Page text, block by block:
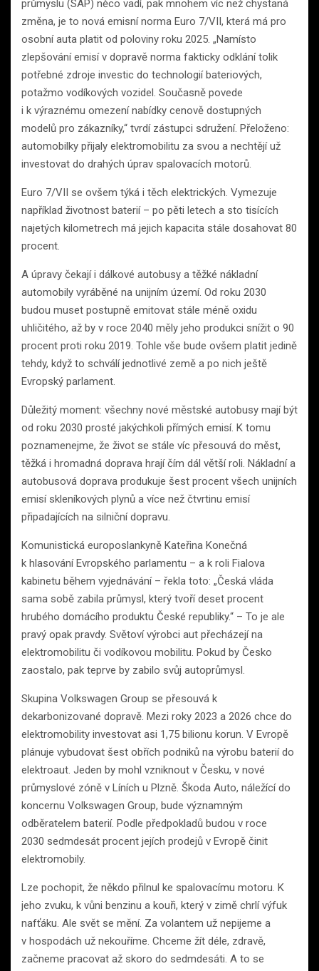
průmyslu (SAP) něco vadí, pak mnohem víc než chystaná
změna, je to nová emisní norma Euro 7/VII, která má pro
osobní auta platit od poloviny roku 2025. „Namísto
zlepšování emisí v dopravě norma fakticky odklání tolik
potřebné zdroje investic do technologií bateriových,
potažmo vodíkových vozidel. Současně povede
i k výraznému omezení nabídky cenově dostupných
modelů pro zákazníky,“ tvrdí zástupci sdružení. Přeloženo:
automobilky přijaly elektromobilitu za svou a nechtějí už
investovat do drahých úprav spalovacích motorů.
Euro 7/VII se ovšem týká i těch elektrických. Vymezuje
například životnost baterií – po pěti letech a sto tisících
najetých kilometrech má jejich kapacita stále dosahovat 80
procent.
A úpravy čekají i dálkové autobusy a těžké nákladní
automobily vyráběné na unijním území. Od roku 2030
budou muset postupně emitovat stále méně oxidu
uhličitého, až by v roce 2040 měly jeho produkci snížit o 90
procent proti roku 2019. Tohle vše bude ovšem platit jedině
tehdy, když to schválí jednotlivé země a po nich ještě
Evropský parlament.
Důležitý moment: všechny nové městské autobusy mají být
od roku 2030 prosté jakýchkoli přímých emisí. K tomu
poznamenejme, že život se stále víc přesouvá do měst,
těžká i hromadná doprava hrají čím dál větší roli. Nákladní a
autobusová doprava produkuje šest procent všech unijních
emisí skleníkových plynů a více než čtvrtinu emisí
připadajících na silniční dopravu.
Komunistická europoslankyně Kateřina Konečná
k hlasování Evropského parlamentu – a k roli Fialova
kabinetu během vyjednávání – řekla toto: „Česká vláda
sama sobě zabila průmysl, který tvoří deset procent
hrubého domácího produktu České republiky.“ – To je ale
pravý opak pravdy. Světoví výrobci aut přecházejí na
elektromobilitu či vodíkovou mobilitu. Pokud by Česko
zaostalo, pak teprve by zabilo svůj autoprůmysl.
Skupina Volkswagen Group se přesouvá k
dekarbonizované dopravě. Mezi roky 2023 a 2026 chce do
elektromobility investovat asi 1,75 bilionu korun. V Evropě
plánuje vybudovat šest obřích podniků na výrobu baterií do
elektroaut. Jeden by mohl vzniknout v Česku, v nové
průmyslové zóně v Líních u Plzně. Škoda Auto, náležící do
koncernu Volkswagen Group, bude významným
odběratelem baterií. Podle předpokladů budou v roce
2030 sedmdesát procent jejích prodejů v Evropě činit
elektromobily.
Lze pochopit, že někdo přilnul ke spalovacímu motoru. K
jeho zvuku, k vůni benzinu a kouři, který v zimě chrlí výfuk
nafťáku. Ale svět se mění. Za volantem už nepijeme a
v hospodách už nekouříme. Chceme žít déle, zdravě,
začneme pracovat až skoro do sedmdesáti. A to se